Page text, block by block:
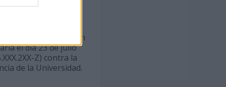
, y por la delegación
el día 23 de julio
Z) contra la
de la Universidad.